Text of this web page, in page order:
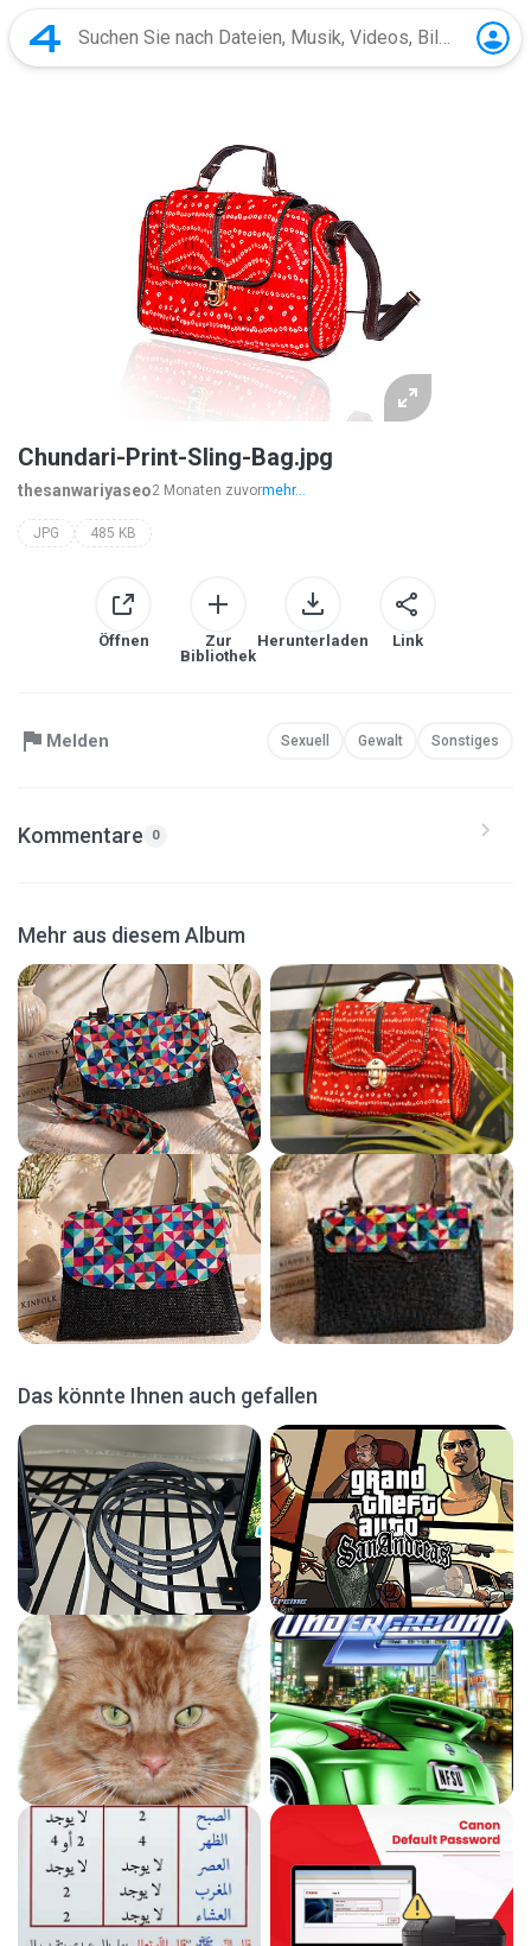
Chundari-Print-Sling-Bag.jpg
thesanwariyaseo2 Monaten zuvormehr...
JPG 485 KB
Öffnen
Zur
Bibliothek
Herunterladen Link
Melden Sexuell Gewalt Sonstiges
Kommentare 0
Mehr aus diesem Album
Das könnte Ihnen auch gefallen